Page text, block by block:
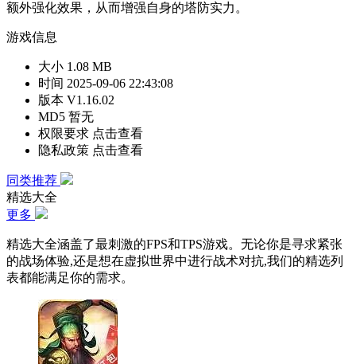
额外强化效果，从而增强自身的塔防实力。
游戏信息
大小 1.08 MB
时间 2025-09-06 22:43:08
版本 V1.16.02
MD5 暂无
权限要求 点击查看
隐私政策 点击查看
同类推荐
精选大全
更多
精选大全涵盖了最刺激的FPS和TPS游戏。无论你是寻求紧张
的战场体验,还是想在虚拟世界中进行战术对抗,我们的精选列
表都能满足你的需求。